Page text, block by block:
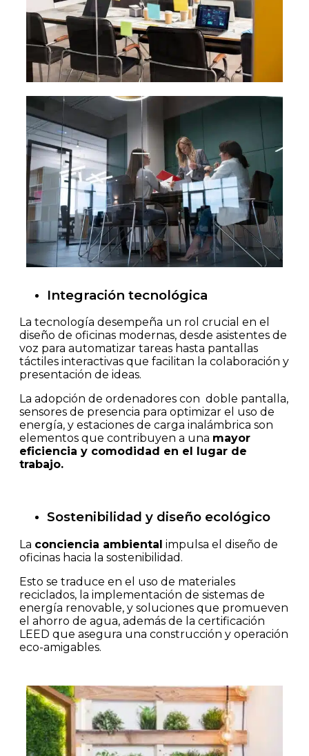
Integración tecnológica
La tecnología desempeña un rol crucial en el
diseño de oficinas modernas, desde asistentes de
voz para automatizar tareas hasta pantallas
táctiles interactivas que facilitan la colaboración y
presentación de ideas.
La adopción de ordenadores con doble pantalla,
sensores de presencia para optimizar el uso de
energía, y estaciones de carga inalámbrica son
elementos que contribuyen a una mayor
eficiencia y comodidad en el lugar de
trabajo​​.
Sostenibilidad y diseño ecológico
La conciencia ambiental impulsa el diseño de
oficinas hacia la sostenibilidad.
Esto se traduce en el uso de materiales
reciclados, la implementación de sistemas de
energía renovable, y soluciones que promueven
el ahorro de agua, además de la certificación
LEED que asegura una construcción y operación
eco-amigables​.